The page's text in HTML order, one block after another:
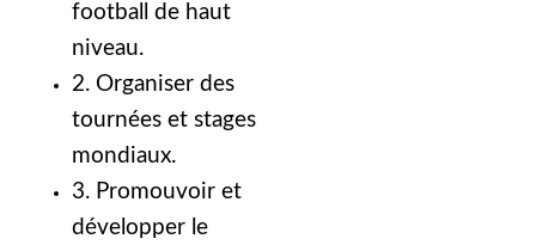
football de haut
niveau.
2. Organiser des
tournées et stages
mondiaux.
3. Promouvoir et
développer le